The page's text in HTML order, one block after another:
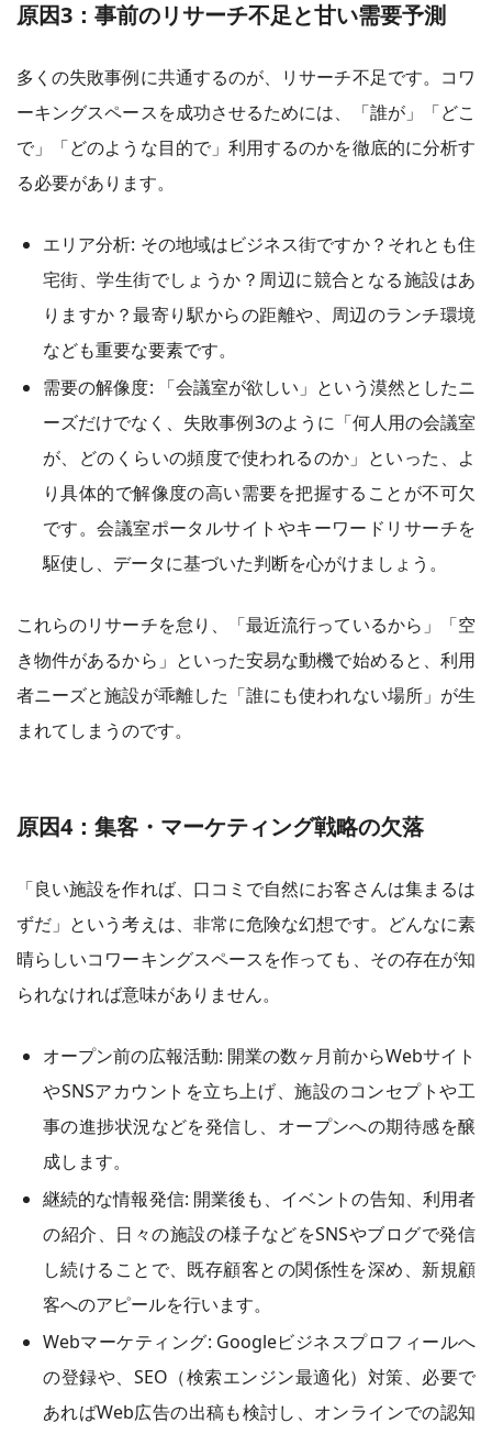
原因3：事前のリサーチ不足と甘い需要予測
多くの失敗事例に共通するのが、リサーチ不足です。コワ
ーキングスペースを成功させるためには、「誰が」「どこ
で」「どのような目的で」利用するのかを徹底的に分析す
る必要があります。
エリア分析: その地域はビジネス街ですか？それとも住
宅街、学生街でしょうか？周辺に競合となる施設はあ
りますか？最寄り駅からの距離や、周辺のランチ環境
なども重要な要素です。
需要の解像度: 「会議室が欲しい」という漠然としたニ
ーズだけでなく、失敗事例3のように「何人用の会議室
が、どのくらいの頻度で使われるのか」といった、よ
り具体的で解像度の高い需要を把握することが不可欠
です。会議室ポータルサイトやキーワードリサーチを
駆使し、データに基づいた判断を心がけましょう。
これらのリサーチを怠り、「最近流行っているから」「空
き物件があるから」といった安易な動機で始めると、利用
者ニーズと施設が乖離した「誰にも使われない場所」が生
まれてしまうのです。
原因4：集客・マーケティング戦略の欠落
「良い施設を作れば、口コミで自然にお客さんは集まるは
ずだ」という考えは、非常に危険な幻想です。どんなに素
晴らしいコワーキングスペースを作っても、その存在が知
られなければ意味がありません。
オープン前の広報活動: 開業の数ヶ月前からWebサイト
やSNSアカウントを立ち上げ、施設のコンセプトや工
事の進捗状況などを発信し、オープンへの期待感を醸
成します。
継続的な情報発信: 開業後も、イベントの告知、利用者
の紹介、日々の施設の様子などをSNSやブログで発信
し続けることで、既存顧客との関係性を深め、新規顧
客へのアピールを行います。
Webマーケティング: Googleビジネスプロフィールへ
の登録や、SEO（検索エンジン最適化）対策、必要で
あればWeb広告の出稿も検討し、オンラインでの認知